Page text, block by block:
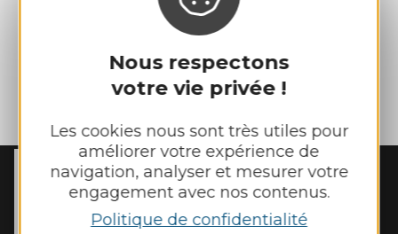
Nous respectons
votre vie privée !
Les cookies nous sont très utiles pour
améliorer votre expérience de
navigation, analyser et mesurer votre
engagement avec nos contenus.
Politique de confidentialité
MAIRIE DEREBOURGUIL
12400 Rebourguil